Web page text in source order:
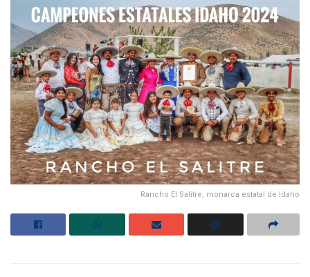
Rancho El Salitre, monarca estatal de Idaho